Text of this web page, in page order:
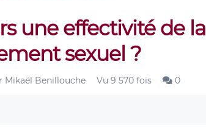
une effectivité de la
sexuel ?
Mikaël Benillouche Vu 9 570 fois 0